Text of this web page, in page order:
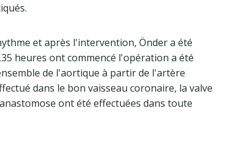
et après l'intervention, Önder a été
heures ont commencé l'opération a été
de l'aortique à partir de l'artère
dans le bon vaisseau coronaire, la valve
ont été effectuées dans toute